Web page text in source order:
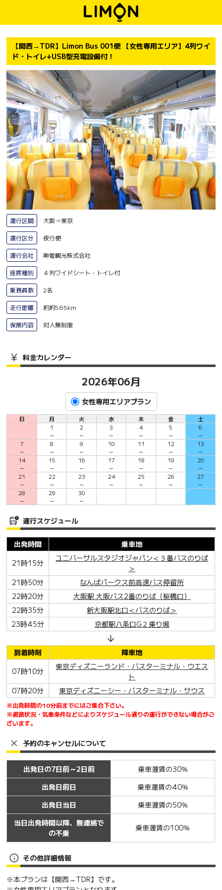
【関西→TDR】Limon Bus 001便 【女性専用エリア】4列ワイ
ド・トイレ+USB型充電設備付！
運行区間 大阪⇒東京
運行区分 夜行便
運行会社 神姫観光株式会社
座席種別 ４列ワイドシート・トイレ付
乗務員数 2名
走行距離 約約565km
保険内容 対人無制限
料金カレンダー
2026年06月
女性専用エリアプラン
日 月 火 水 木 金
土
1
－
2
－
3
－
4
－
5
－
6
－
7
－
8
－
9
－
10
－
11
－
12
－
13
－
14
－
15
－
16
－
17
－
18
－
19
－
20
－
21
－
22
－
23
－
24
－
25
－
26
－
27
－
28
－
29
－
30
－
運行スケジュール
出発時間
乗車地
21時15分
ユニバーサルスタジオジャパン＜３番バスのりば
＞
21時50分
なんばパークス前高速バス停留所
22時20分
大阪駅 大阪バス2番のりば（桜橋口）
22時35分
新大阪駅北口＜バスのりば＞
23時45分
京都駅八条口G２乗り場
到着時刻
降車地
07時10分
東京ディズニーランド・バスターミナル・ウエス
ト
07時20分
東京ディズニーシー・バスターミナル・サウス
※出発時間の10分前までにはご集合下さい。
※道路状況・気象条件などによりスケジュール通りの運行ができない場合がご
ざいます。
予約のキャンセルについて
出発日の7日前～2日前
乗車運賃の30％
出発日前日
乗車運賃の40％
出発日当日
乗車運賃の50％
当日出発時間以降、無連絡で
の不乗
乗車運賃の100％
その他詳細情報
※本プランは【関西→TDR】です。